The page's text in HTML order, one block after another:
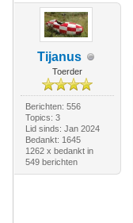
Tijanus
Toerder
Berichten: 556
Topics: 3
Lid sinds: Jan 2024
Bedankt: 1645
1262 x bedankt in
549 berichten